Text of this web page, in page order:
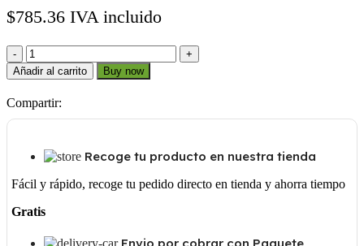
$785.36 IVA incluido
1615
1
cantidad
Añadir al carrito Buy now
Compartir:
Recoge tu producto en nuestra tienda
Fácil y rápido, recoge tu pedido directo en tienda y ahorra tiempo
Gratis